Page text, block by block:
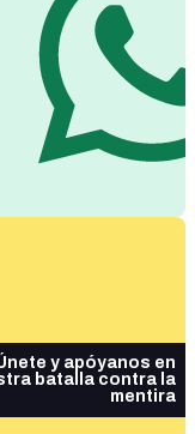
y apóyanos en
batalla contra la
mentira